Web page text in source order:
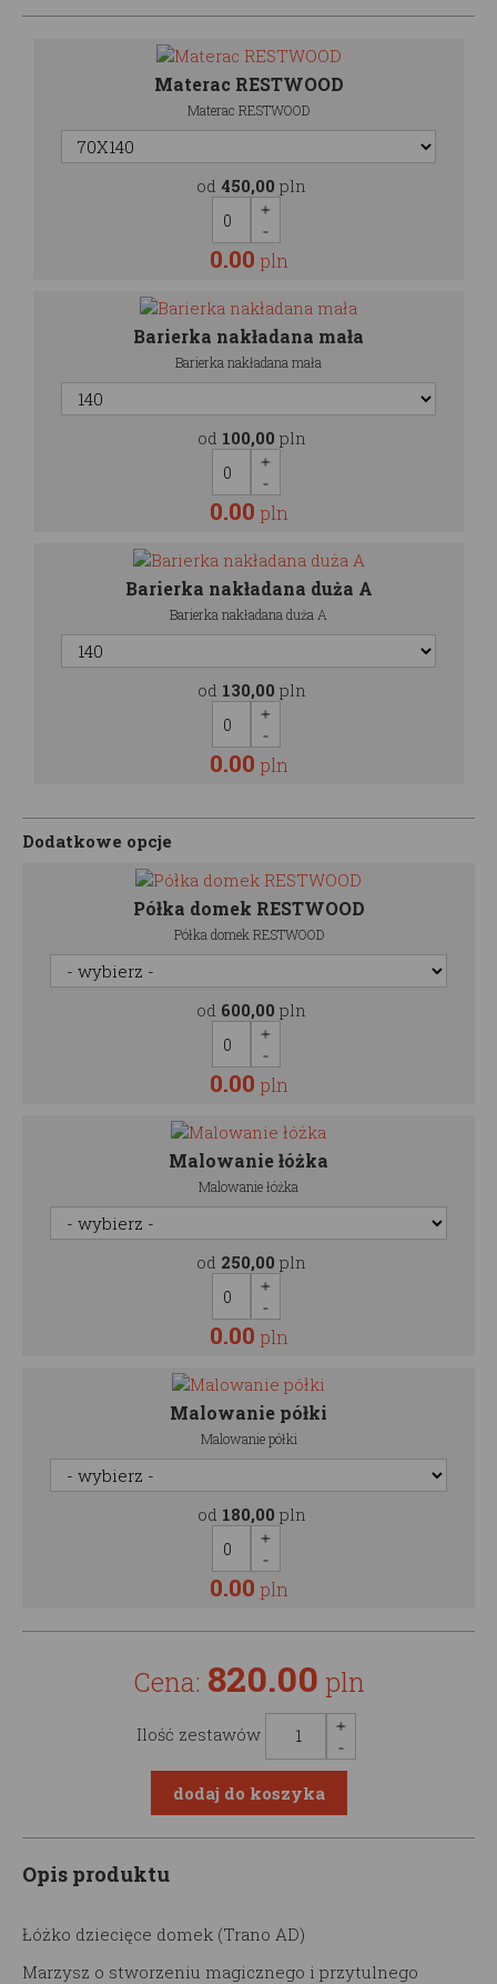
Materac RESTWOOD
Materac RESTWOOD
od 450,00 pln
0.00 pln
Barierka nakładana mała
Barierka nakładana mała
od 100,00 pln
0.00 pln
Barierka nakładana duża A
Barierka nakładana duża A
od 130,00 pln
0.00 pln
Dodatkowe opcje
Półka domek RESTWOOD
Półka domek RESTWOOD
od 600,00 pln
0.00 pln
Malowanie łóżka
Malowanie łóżka
od 250,00 pln
0.00 pln
Malowanie półki
Malowanie półki
od 180,00 pln
0.00 pln
Cena: 820.00 pln
Ilość zestawów
Opis produktu
Łóżko dziecięce domek (Trano AD)
Marzysz o stworzeniu magicznego i przytulnego